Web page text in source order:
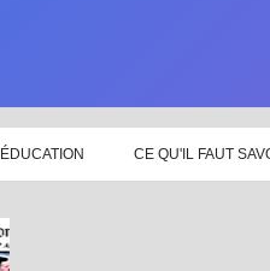
ÉDUCATION CE QU'IL FAUT